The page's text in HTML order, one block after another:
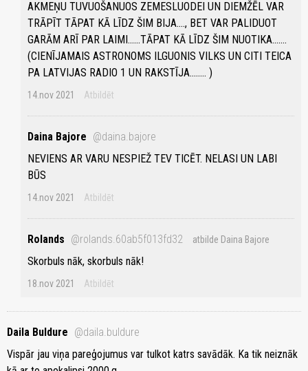
AKMEŅU TUVUOŠANUOS ZEMESLUODEI UN DIEMŽĒL VAR
TRĀPĪT TĀPAT KĀ LĪDZ ŠIM BIJA...., BET VAR PALIDUOT
GARĀM ARĪ PAR LAIMI......TĀPAT KĀ LĪDZ ŠIM NUOTIKA.......
(CIENĪJAMAIS ASTRONOMS ILGUONIS VILKS UN CITI TEICA
PA LATVIJAS RADIO 1 UN RAKSTĪJA........ )
14.nov 2021 Atbildēt
Daina Bajore @daina.bajore
NEVIENS AR VARU NESPIEŽ TEV TICĒT. NELASI UN LABI
BŪS
14.nov 2021 Atbildēt
Rolands @rolands.60ab5f013fd32 atbilde Daina Bajore
Skorbuls nāk, skorbuls nāk!
18.nov 2021 Atbildēt
Daila Buldure @daila.buldure
Vispār jau viņa pareģojumus var tulkot katrs savādāk. Ka tik neiznāk